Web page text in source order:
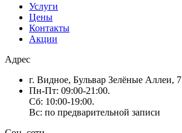
Услуги
Цены
Контакты
Акции
Адрес
г. Видное, Бульвар Зелёные Аллеи, 7
Пн-Пт: 09:00-21:00.
Сб: 10:00-19:00.
Вс: по предварительной записи